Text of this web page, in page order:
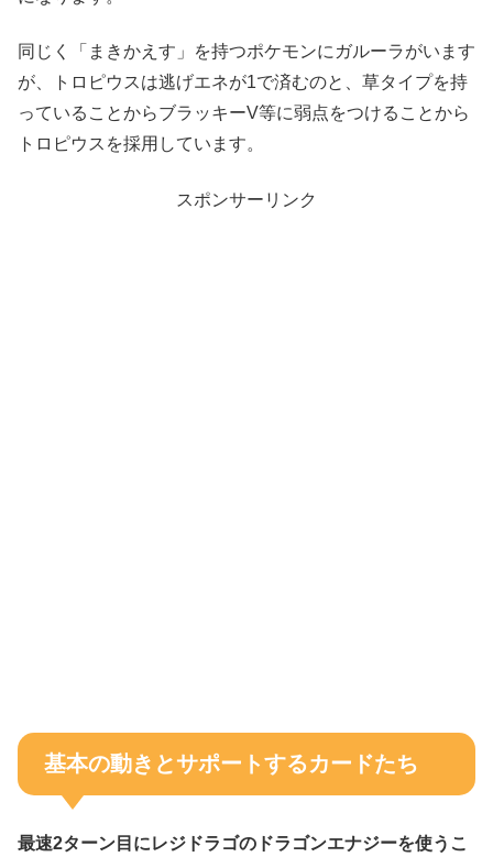
同じく「まきかえす」を持つポケモンにガルーラがいます
が、トロピウスは逃げエネが1で済むのと、草タイプを持
っていることからブラッキーV等に弱点をつけることから
トロピウスを採用しています。
スポンサーリンク
基本の動きとサポートするカードたち
最速2ターン目にレジドラゴのドラゴンエナジーを使うこ